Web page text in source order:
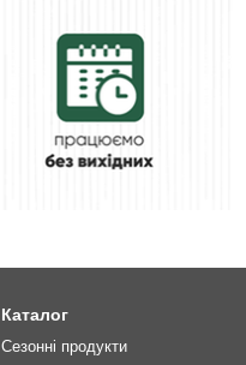
Каталог
Сезонні продукти